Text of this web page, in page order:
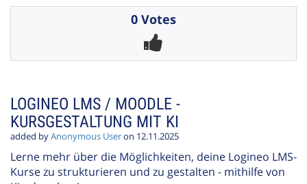
0 Votes
LOGINEO LMS / MOODLE -
KURSGESTALTUNG MIT KI
added byAnonymous Useron 12.11.2025
Lerne mehr über die Möglichkeiten, deine Logineo LMS-
Kurse zu strukturieren und zu gestalten - mithilfe von